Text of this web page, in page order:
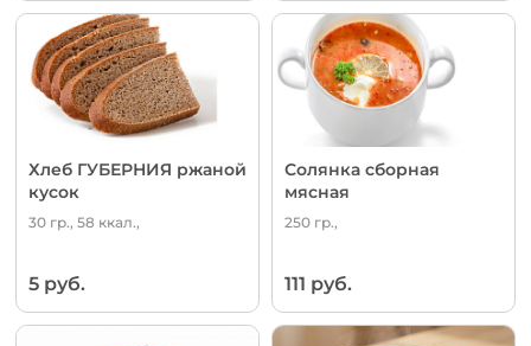
Хлеб ГУБЕРНИЯ ржаной
кусок
30 гр., 58 ккал.,
5 руб.
Солянка сборная
мясная
250 гр.,
111 руб.